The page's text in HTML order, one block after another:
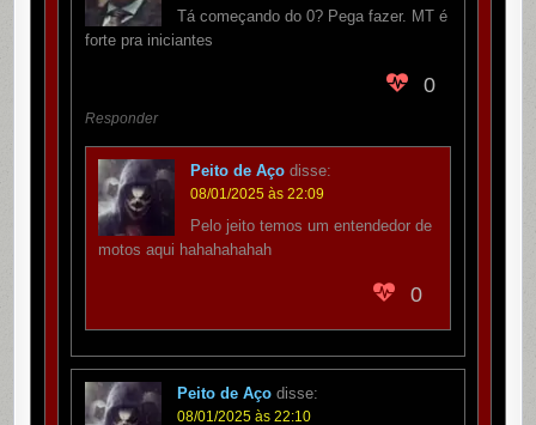
Tá começando do 0? Pega fazer. MT é
forte pra iniciantes
0
Responder
Peito de Aço disse:
08/01/2025 às 22:09
Pelo jeito temos um entendedor de
motos aqui hahahahahah
0
Peito de Aço disse:
08/01/2025 às 22:10